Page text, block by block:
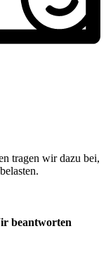
tragen wir dazu bei,
beantworten